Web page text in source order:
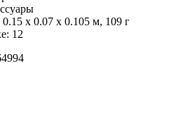
0.15 x 0.07 x 0.105 м, 109 г
12